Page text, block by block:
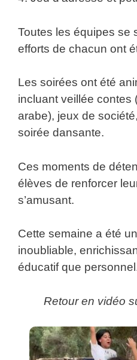
Toutes les équipes se
efforts de chacun ont
Les soirées ont été
incluant veillée contes
arabe), jeux de
soirée dansante.
Ces moments de
élèves de renforcer
s’amusant.
Cette semaine a été
inoubliable,
éducatif que
Retour en vidéo